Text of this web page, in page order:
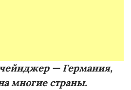
— Германия,
многие страны.